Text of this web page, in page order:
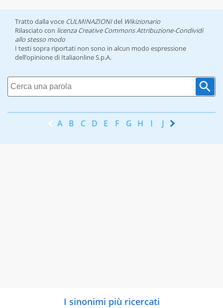
Tratto dalla voce CULMINAZIONIdel Wikizionario
Rilasciato con licenza Creative Commons Attribuzione-Condividi
allo stesso modo
I testi sopra riportati non sono in alcun modo espressione
dell’opinione di Italiaonline S.p.A.
A B C D E F G H I J K
I sinonimi più ricercati